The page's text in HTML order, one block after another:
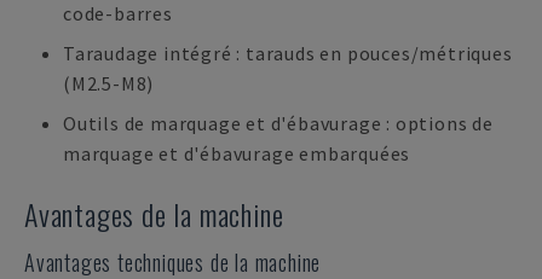
code-barres
Taraudage intégré : tarauds en pouces/métriques
(M2.5-M8)
Outils de marquage et d'ébavurage : options de
marquage et d'ébavurage embarquées
Avantages de la machine
Avantages techniques de la machine